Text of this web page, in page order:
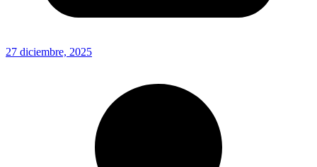
27 diciembre, 2025